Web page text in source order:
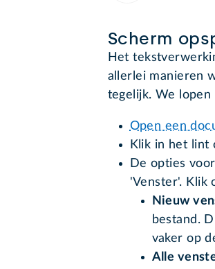
Scherm
Het
allerlei manieren
tegelijk. We lopen
Open een
Klik in het lint
De opties
'Venster'. Klik
Nieuw
bestand.
vaker op
Alle